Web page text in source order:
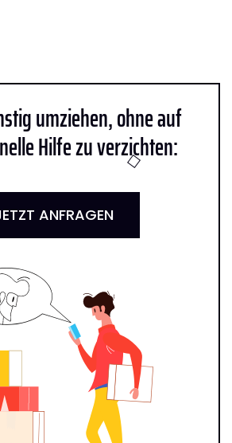
umziehen, ohne auf
Hilfe zu verzichten:
ANFRAGEN